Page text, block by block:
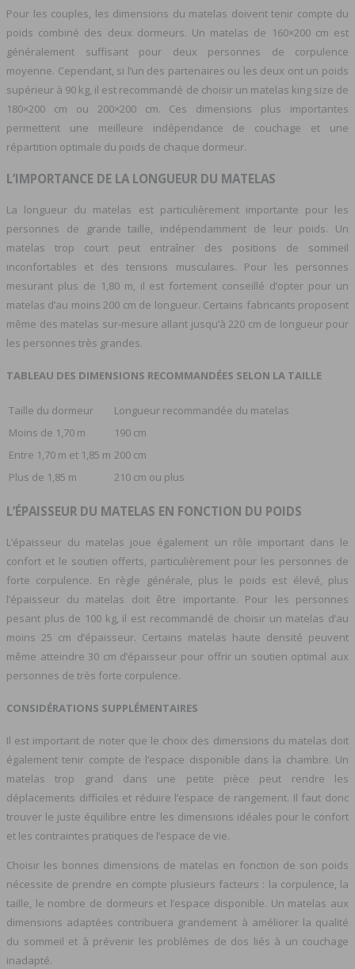
Pour les couples, les dimensions du matelas doivent tenir compte du
poids combiné des deux dormeurs. Un matelas de 160×200 cm est
généralement suffisant pour deux personnes de corpulence
moyenne. Cependant, si l’un des partenaires ou les deux ont un poids
supérieur à 90 kg, il est recommandé de choisir un matelas king size de
180×200 cm ou 200×200 cm. Ces dimensions plus importantes
permettent une meilleure indépendance de couchage et une
répartition optimale du poids de chaque dormeur.
L’IMPORTANCE DE LA LONGUEUR DU MATELAS
La longueur du matelas est particulièrement importante pour les
personnes de grande taille, indépendamment de leur poids. Un
matelas trop court peut entraîner des positions de sommeil
inconfortables et des tensions musculaires. Pour les personnes
mesurant plus de 1,80 m, il est fortement conseillé d’opter pour un
matelas d’au moins 200 cm de longueur. Certains fabricants proposent
même des matelas sur-mesure allant jusqu’à 220 cm de longueur pour
les personnes très grandes.
TABLEAU DES DIMENSIONS RECOMMANDÉES SELON LA TAILLE
Taille du dormeur
Longueur recommandée du matelas
Moins de 1,70 m
190 cm
Entre 1,70 m et 1,85 m 200 cm
Plus de 1,85 m
210 cm ou plus
L’ÉPAISSEUR DU MATELAS EN FONCTION DU POIDS
L’épaisseur du matelas joue également un rôle important dans le
confort et le soutien offerts, particulièrement pour les personnes de
forte corpulence. En règle générale, plus le poids est élevé, plus
l’épaisseur du matelas doit être importante. Pour les personnes
pesant plus de 100 kg, il est recommandé de choisir un matelas d’au
moins 25 cm d’épaisseur. Certains matelas haute densité peuvent
même atteindre 30 cm d’épaisseur pour offrir un soutien optimal aux
personnes de très forte corpulence.
CONSIDÉRATIONS SUPPLÉMENTAIRES
Il est important de noter que le choix des dimensions du matelas doit
également tenir compte de l’espace disponible dans la chambre. Un
matelas trop grand dans une petite pièce peut rendre les
déplacements difficiles et réduire l’espace de rangement. Il faut donc
trouver le juste équilibre entre les dimensions idéales pour le confort
et les contraintes pratiques de l’espace de vie.
Choisir les bonnes dimensions de matelas en fonction de son poids
nécessite de prendre en compte plusieurs facteurs : la corpulence, la
taille, le nombre de dormeurs et l’espace disponible. Un matelas aux
dimensions adaptées contribuera grandement à améliorer la qualité
du sommeil et à prévenir les problèmes de dos liés à un couchage
inadapté.